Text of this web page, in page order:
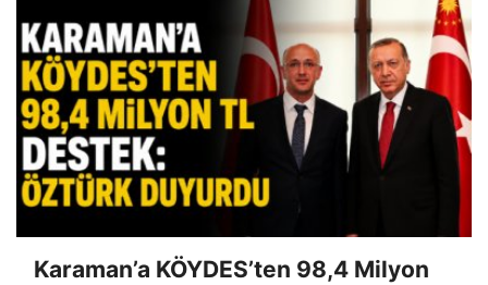
Karaman’a KÖYDES’ten 98,4 Milyon